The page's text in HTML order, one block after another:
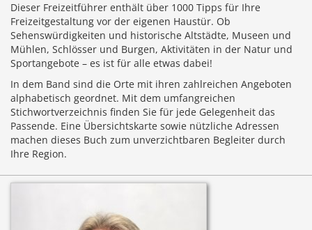
Dieser Freizeitführer enthält über 1000 Tipps für Ihre
Freizeitgestaltung vor der eigenen Haustür. Ob
Sehenswürdigkeiten und historische Altstädte, Museen und
Mühlen, Schlösser und Burgen, Aktivitäten in der Natur und
Sportangebote – es ist für alle etwas dabei!
In dem Band sind die Orte mit ihren zahlreichen Angeboten
alphabetisch geordnet. Mit dem umfangreichen
Stichwortverzeichnis finden Sie für jede Gelegenheit das
Passende. Eine Übersichtskarte sowie nützliche Adressen
machen dieses Buch zum unverzichtbaren Begleiter durch
Ihre Region.